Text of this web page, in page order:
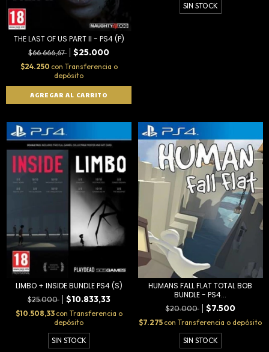
THE LAST OF US PART II - PS4 (P)
$66.666,67 $25.000
$24.250 con Transferencia o
depósito
SIN STOCK
LIMBO + INSIDE BUNDLE PS4 (S)
$25.000 $10.833,33
$10.508,33 con Transferencia o
depósito
SIN STOCK
HUMANS FALL FLAT TOTAL BOB
BUNDLE - PS4...
$20.000 $7.500
$7.275 con Transferencia o depósito
SIN STOCK